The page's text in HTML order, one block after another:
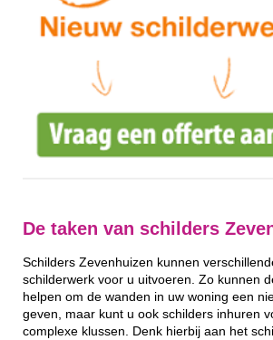
De taken van schilders
Schilders Zevenhuizen kunnen
schilderwerk voor u uitvoeren. Zo kunnen
helpen om de wanden in uw woning een
geven, maar kunt u ook schilders inhuren
complexe klussen. Denk hierbij aan het